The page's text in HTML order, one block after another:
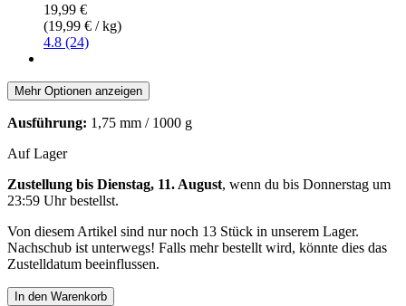
19,99 €
(19,99 € / kg)
4.8 (24)
Mehr Optionen anzeigen
Ausführung: 1,75 mm / 1000 g
Auf Lager
Zustellung bis Dienstag, 11. August, wenn du bis Donnerstag um
23:59 Uhrbestellst.
Von diesem Artikel sind nur noch 13 Stück in unserem Lager.
Nachschub ist unterwegs! Falls mehr bestellt wird, könnte dies das
Zustelldatum beeinflussen.
In den Warenkorb